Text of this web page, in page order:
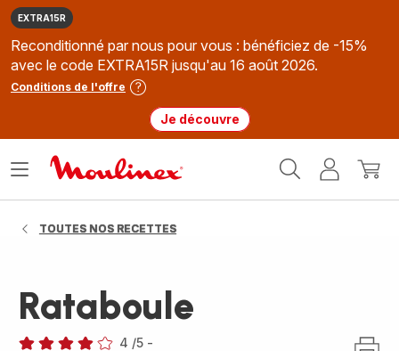
EXTRA15R
Reconditionné par nous pour vous : bénéficiez de -15%
avec le code EXTRA15R jusqu'au 16 août 2026.
Conditions de l'offre
Je découvre
MonMon
Ouvrir
TOUTES NOS RECETTES
Rataboule
4 /5 -